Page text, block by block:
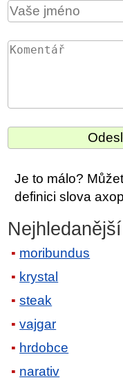
Je to málo?
definici slova
moribundus
krystal
steak
vajgar
hrdobce
narativ